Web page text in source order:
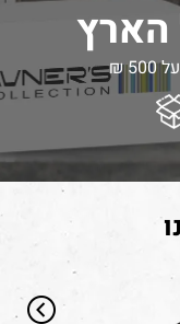
הארץ
₪